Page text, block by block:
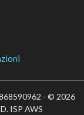
- © 2026
ISP AWS